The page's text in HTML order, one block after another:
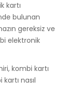
kartı
bulunan
gereksiz ve
elektronik
kombi kartı
nasıl